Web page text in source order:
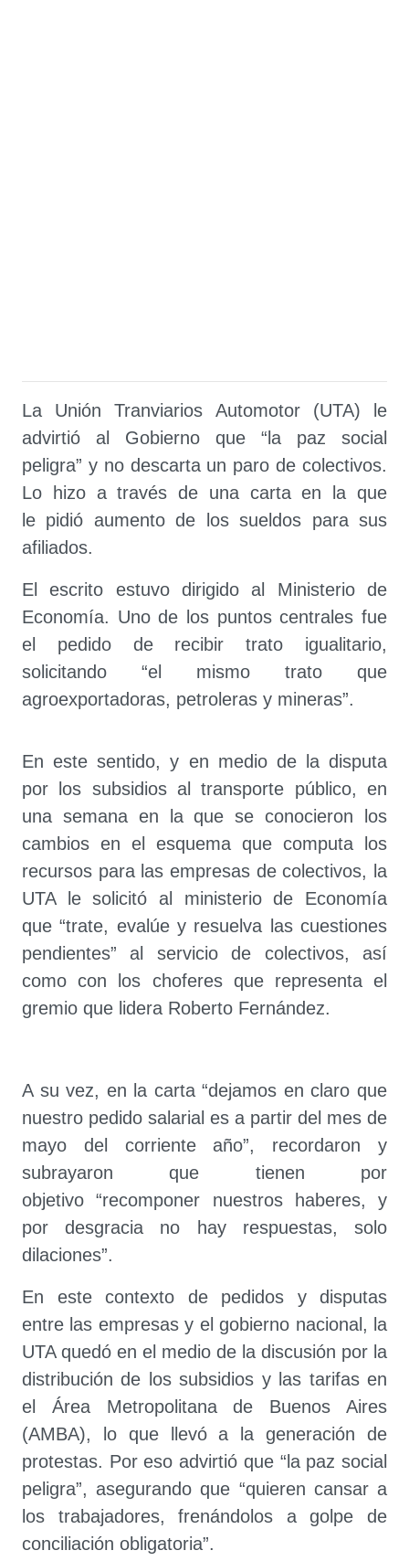
La Unión Tranviarios Automotor (UTA) le
advirtió al Gobierno que “la paz social
peligra” y no descarta un paro de colectivos.
Lo hizo a través de una carta en la que
le pidió aumento de los sueldos para sus
afiliados.
El escrito estuvo dirigido al Ministerio de
Economía. Uno de los puntos centrales fue
el pedido de recibir trato igualitario,
solicitando “el mismo trato que
agroexportadoras, petroleras y mineras”.
En este sentido, y en medio de la disputa
por los subsidios al transporte público, en
una semana en la que se conocieron los
cambios en el esquema que computa los
recursos para las empresas de colectivos, la
UTA le solicitó al ministerio de Economía
que “trate, evalúe y resuelva las cuestiones
pendientes” al servicio de colectivos, así
como con los choferes que representa el
gremio que lidera Roberto Fernández.
A su vez, en la carta “dejamos en claro que
nuestro pedido salarial es a partir del mes de
mayo del corriente año”, recordaron y
subrayaron que tienen por
objetivo “recomponer nuestros haberes, y
por desgracia no hay respuestas, solo
dilaciones”.
En este contexto de pedidos y disputas
entre las empresas y el gobierno nacional, la
UTA quedó en el medio de la discusión por la
distribución de los subsidios y las tarifas en
el Área Metropolitana de Buenos Aires
(AMBA), lo que llevó a la generación de
protestas. Por eso advirtió que “la paz social
peligra”, asegurando que “quieren cansar a
los trabajadores, frenándolos a golpe de
conciliación obligatoria”.